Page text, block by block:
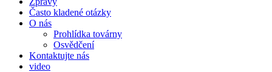
Často kladené otázky
O nás
Prohlídka továrny
Osvědčení
Kontaktujte nás
video